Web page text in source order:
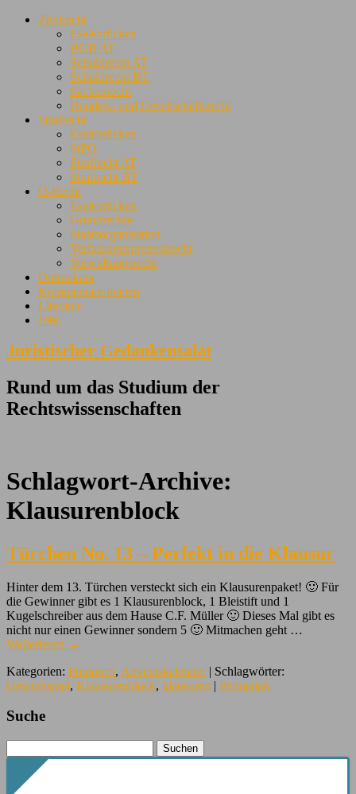
Zivilrecht
Eselsbrücken
BGB AT
Schuldrecht AT
Schuldrecht BT
Sachenrecht
Handels- und Gesellschaftsrecht
Strafrecht
Eselsbrücken
StPO
Strafrecht AT
Strafrecht BT
Ö-Recht
Eselsbrücken
Grundrechte
Staatsorganisation
Verfassungsprozessrecht
Verwaltungsrecht
Onlinekurs
Kommentare mieten
Literatur
Jobs
Juristischer Gedankensalat
Rund um das Studium der
Rechtswissenschaften
Schlagwort-Archive:
Klausurenblock
Türchen No. 13 – Perfekt in die Klausur
Hinter dem 13. Türchen versteckt sich ein Klausurenpaket! 🙂 Für
die Gewinner gibt es 1 Klausurenblock, 1 Bleistift und 1
Kugelschreiber aus dem Hause C.F. Müller 🙂 Dieses Mal gibt es
nicht nur einen Gewinner sondern 5 🙂 Mitmachen geht …
Weiterlesen →
Kategorien: Potpourri, Adventskalender| Schlagwörter:
Gewinnspiel, Klausurenblock, klausuren | Permalink
Suche